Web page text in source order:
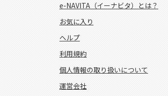
e-NAVITA（イーナビタ）とは？
お気に入り
ヘルプ
利用規約
個人情報の取り扱いについて
運営会社